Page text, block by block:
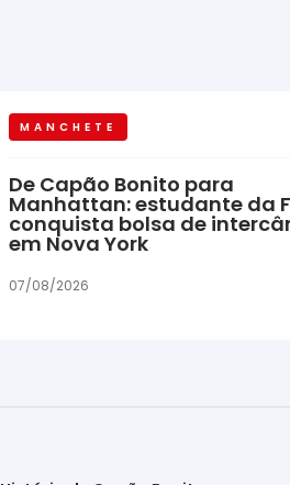
MANCHETE
De Capão Bonito para
Manhattan: estudante da
conquista bolsa de
em Nova York
07/08/2026